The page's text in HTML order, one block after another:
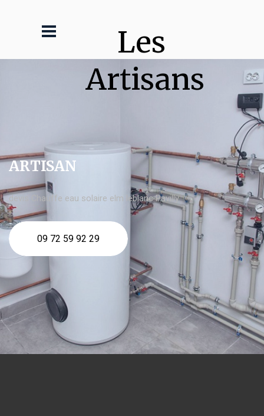
Les
Artisans
ARTISAN
devis Chauffe eau solaire elm leblanc Pavilly
09 72 59 92 29